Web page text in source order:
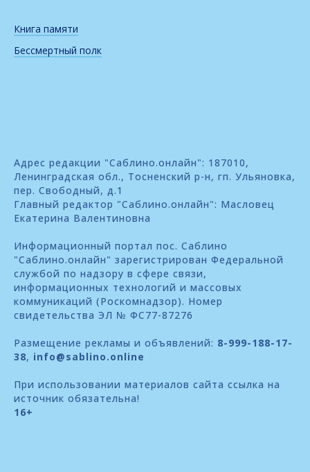
Книга памяти
Бессмертный полк
Адрес редакции "Саблино.онлайн": 187010,
Ленинградская обл., Тосненский р-н, гп. Ульяновка,
пер. Свободный, д.1
Главный редактор "Саблино.онлайн": Масловец
Екатерина Валентиновна
Информационный портал пос. Саблино
"Саблино.онлайн" зарегистрирован Федеральной
службой по надзору в сфере связи,
информационных технологий и массовых
коммуникаций (Роскомнадзор). Номер
свидетельства ЭЛ № ФС77-87276
Размещение рекламы и объявлений: 8-999-188-17-
38, info@sablino.online
При использовании материалов сайта ссылка на
источник обязательна!
16+